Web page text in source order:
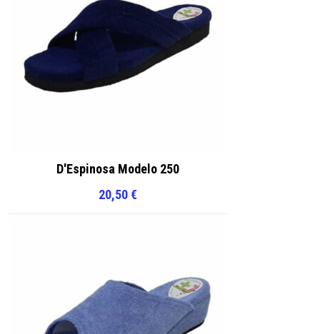
D'Espinosa Modelo 250
20,50€